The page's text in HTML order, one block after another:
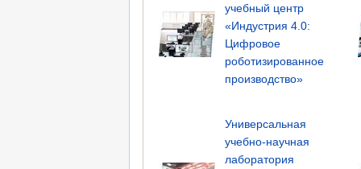
учебный центр
«Индустрия 4.0:
Цифровое
роботизированное
производство»
Универсальная
учебно-научная
лаборатория